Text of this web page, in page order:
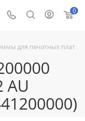
0
для печатных плат
AU